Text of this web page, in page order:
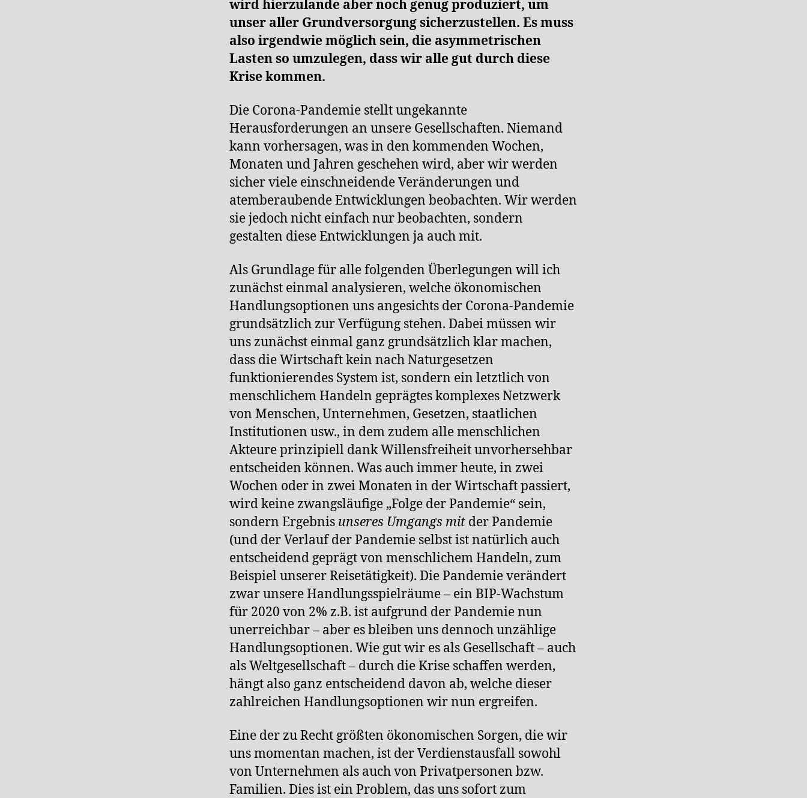
wird hierzulande aber noch genug produziert, um
unser aller Grundversorgung sicherzustellen. Es muss
also irgendwie möglich sein, die asymmetrischen
Lasten so umzulegen, dass wir alle gut durch diese
Krise kommen.
Die Corona-Pandemie stellt ungekannte
Herausforderungen an unsere Gesellschaften. Niemand
kann vorhersagen, was in den kommenden Wochen,
Monaten und Jahren geschehen wird, aber wir werden
sicher viele einschneidende Veränderungen und
atemberaubende Entwicklungen beobachten. Wir werden
sie jedoch nicht einfach nur beobachten, sondern
gestalten diese Entwicklungen ja auch mit.
Als Grundlage für alle folgenden Überlegungen will ich
zunächst einmal analysieren, welche ökonomischen
Handlungsoptionen uns angesichts der Corona-Pandemie
grundsätzlich zur Verfügung stehen. Dabei müssen wir
uns zunächst einmal ganz grundsätzlich klar machen,
dass die Wirtschaft kein nach Naturgesetzen
funktionierendes System ist, sondern ein letztlich von
menschlichem Handeln geprägtes komplexes Netzwerk
von Menschen, Unternehmen, Gesetzen, staatlichen
Institutionen usw., in dem zudem alle menschlichen
Akteure prinzipiell dank Willensfreiheit unvorhersehbar
entscheiden können. Was auch immer heute, in zwei
Wochen oder in zwei Monaten in der Wirtschaft passiert,
wird keine zwangsläufige „Folge der Pandemie“ sein,
sondern Ergebnis unseres Umgangs mit der Pandemie
(und der Verlauf der Pandemie selbst ist natürlich auch
entscheidend geprägt von menschlichem Handeln, zum
Beispiel unserer Reisetätigkeit). Die Pandemie verändert
zwar unsere Handlungsspielräume – ein BIP-Wachstum
für 2020 von 2% z.B. ist aufgrund der Pandemie nun
unerreichbar – aber es bleiben uns dennoch unzählige
Handlungsoptionen. Wie gut wir es als Gesellschaft – auch
als Weltgesellschaft – durch die Krise schaffen werden,
hängt also ganz entscheidend davon ab, welche dieser
zahlreichen Handlungsoptionen wir nun ergreifen.
Eine der zu Recht größten ökonomischen Sorgen, die wir
uns momentan machen, ist der Verdienstausfall sowohl
von Unternehmen als auch von Privatpersonen bzw.
Familien. Dies ist ein Problem, das uns sofort zum